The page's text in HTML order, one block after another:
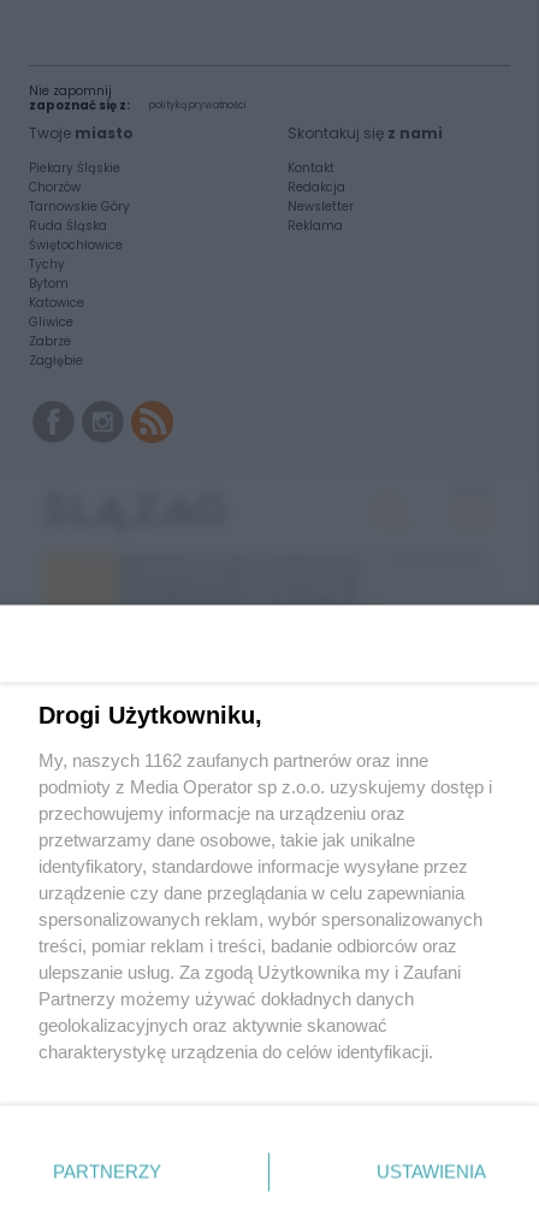
Nie zapomnij
zapoznać się z:
polityką prywatności
Twoje miasto
Piekary Śląskie
Chorzów
Tarnowskie Góry
Ruda Śląska
Świętochłowice
Tychy
Bytom
Katowice
Gliwice
Zabrze
Zagłębie
Skontakuj się z nami
Kontakt
Redakcja
Newsletter
Reklama
Wróć do strony głównej
ślązag.pl
0%
Drogi Użytkowniku,
My, naszych 1162 zaufanych partnerów oraz inne
podmioty z Media Operator sp z.o.o. uzyskujemy dostęp i
przechowujemy informacje na urządzeniu oraz
przetwarzamy dane osobowe, takie jak unikalne
identyfikatory, standardowe informacje wysyłane przez
urządzenie czy dane przeglądania w celu zapewniania
spersonalizowanych reklam, wybór spersonalizowanych
treści, pomiar reklam i treści, badanie odbiorców oraz
ulepszanie usług. Za zgodą Użytkownika my i Zaufani
Partnerzy możemy używać dokładnych danych
geolokalizacyjnych oraz aktywnie skanować
charakterystykę urządzenia do celów identyfikacji.
zmienić/wycofać klikając przycisk ustawień prywatności
znajdujący się w lewym dolnym rogu strony
PARTNERZY USTAWIENIA